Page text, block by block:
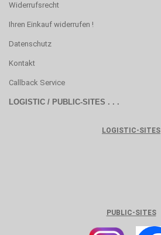
Widerrufsrecht
Ihren Einkauf widerrufen !
Datenschutz
Kontakt
Callback Service
LOGISTIC / PUBLIC-SITES . . .
LOGISTIC-SITES
PUBLIC-SITES